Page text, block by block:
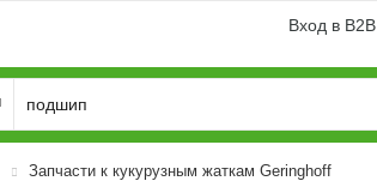
Вход в B2B
Запчасти к кукурузным жаткам Geringhoff